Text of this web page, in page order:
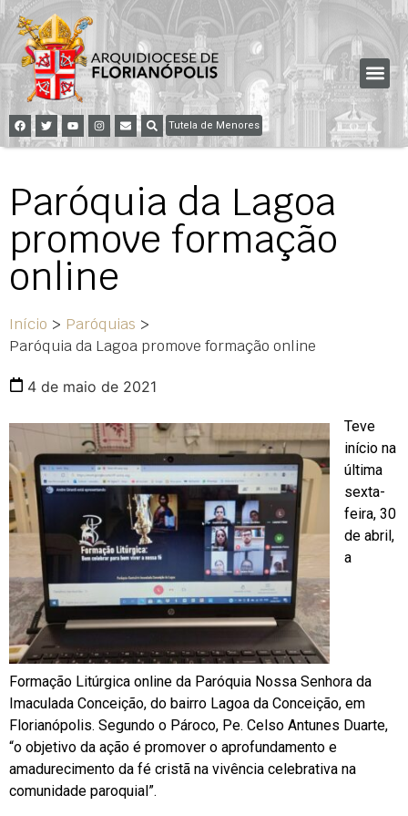
Tutela de Menores
Paróquia da Lagoa
promove formação
online
Início > Paróquias >
Paróquia da Lagoa promove formação online
4 de maio de 2021
Teve
início na
última
sexta-
feira, 30
de abril,
a
Formação Litúrgica online da Paróquia Nossa Senhora da
Imaculada Conceição, do bairro Lagoa da Conceição, em
Florianópolis. Segundo o Pároco, Pe. Celso Antunes Duarte,
“o objetivo da ação é promover o aprofundamento e
amadurecimento da fé cristã na vivência celebrativa na
comunidade paroquial”.